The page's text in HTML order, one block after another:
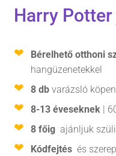
Harry
Bérelhető otthoni
hangüzenetekkel
8 db varázsló
8-13 éveseknek |
8 főig ajánljuk
Kódfejtés és